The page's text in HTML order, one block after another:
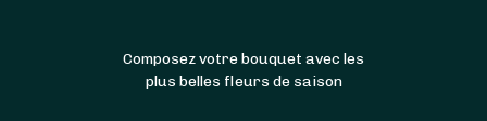
Composez votre bouquet avec les
plus belles fleurs de saison